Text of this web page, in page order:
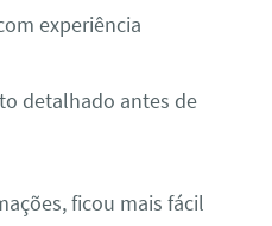
experiência
detalhado antes de
ficou mais fácil